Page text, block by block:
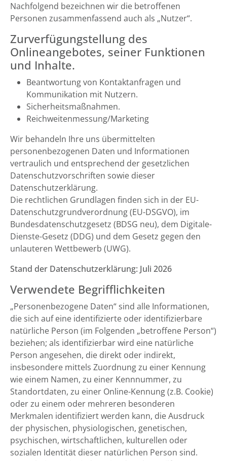
Nachfolgend bezeichnen wir die betroffenen
Personen zusammenfassend auch als „Nutzer“.
Zurverfügungstellung des
Onlineangebotes, seiner Funktionen
und Inhalte.
Beantwortung von Kontaktanfragen und
Kommunikation mit Nutzern.
Sicherheitsmaßnahmen.
Reichweitenmessung/Marketing
Wir behandeln Ihre uns übermittelten
personenbezogenen Daten und Informationen
vertraulich und entsprechend der gesetzlichen
Datenschutzvorschriften sowie dieser
Datenschutzerklärung.
Die rechtlichen Grundlagen finden sich in der EU-
Datenschutzgrundverordnung (EU-DSGVO), im
Bundesdatenschutzgesetz (BDSG neu), dem Digitale-
Dienste-Gesetz (DDG) und dem Gesetz gegen den
unlauteren Wettbewerb (UWG).
Stand der Datenschutzerklärung: Juli 2026
Verwendete Begrifflichkeiten
„Personenbezogene Daten“ sind alle Informationen,
die sich auf eine identifizierte oder identifizierbare
natürliche Person (im Folgenden „betroffene Person“)
beziehen; als identifizierbar wird eine natürliche
Person angesehen, die direkt oder indirekt,
insbesondere mittels Zuordnung zu einer Kennung
wie einem Namen, zu einer Kennnummer, zu
Standortdaten, zu einer Online-Kennung (z.B. Cookie)
oder zu einem oder mehreren besonderen
Merkmalen identifiziert werden kann, die Ausdruck
der physischen, physiologischen, genetischen,
psychischen, wirtschaftlichen, kulturellen oder
sozialen Identität dieser natürlichen Person sind.